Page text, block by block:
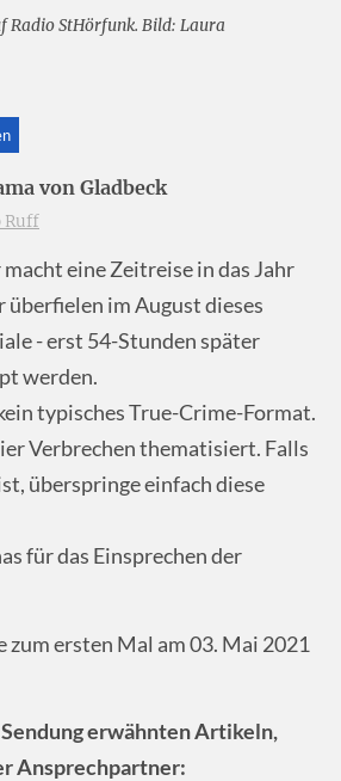
Radio StHörfunk. Bild: Laura
von Gladbeck
Ruff
eine Zeitreise in das Jahr
überfielen im August dieses
- erst 54-Stunden später
werden.
typisches True-Crime-Format.
Verbrechen thematisiert. Falls
überspringe einfach diese
für das Einsprechen der
zum ersten Mal am 03. Mai 2021
Sendung erwähnten Artikeln,
Ansprechpartner: